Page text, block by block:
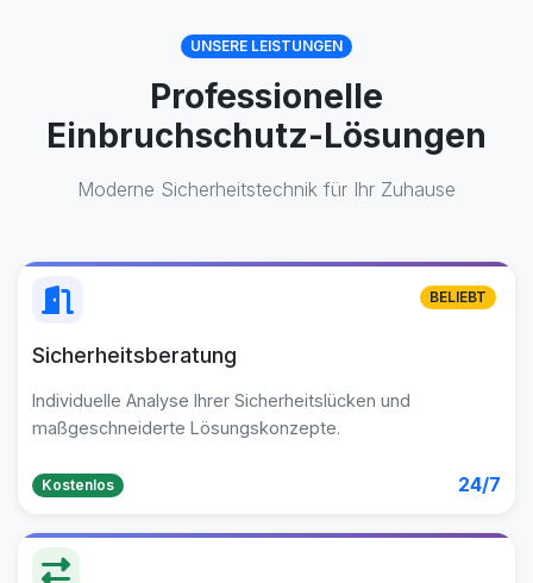
UNSERE LEISTUNGEN
Professionelle
Einbruchschutz-Lösungen
Moderne Sicherheitstechnik für Ihr Zuhause
Sicherheitsberatung
Individuelle Analyse Ihrer Sicherheitslücken und
maßgeschneiderte Lösungskonzepte.
Kostenlos 24/7
BELIEBT